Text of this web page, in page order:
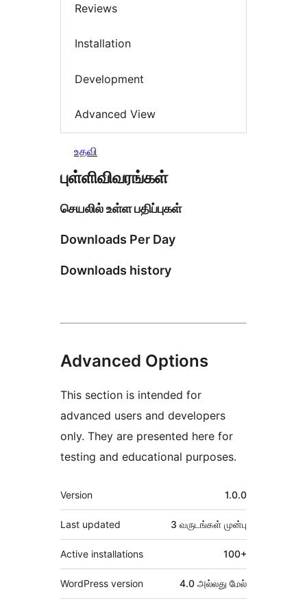
Reviews
Installation
Development
Advanced View
உதவி
புள்ளிவிவரங்கள்
செயலில் உள்ள பதிப்புகள்
Downloads Per Day
Downloads history
Advanced Options
This section is intended for
advanced users and developers
only. They are presented here for
testing and educational purposes.
Meta
Version 1.0.0
Last updated 3 வருடங்கள் முன்பு
Active installations 100+
WordPress version 4.0 அல்லது மேல்